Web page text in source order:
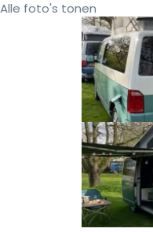
Alle foto's tonen